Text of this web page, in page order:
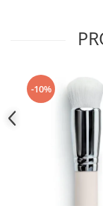
-10%